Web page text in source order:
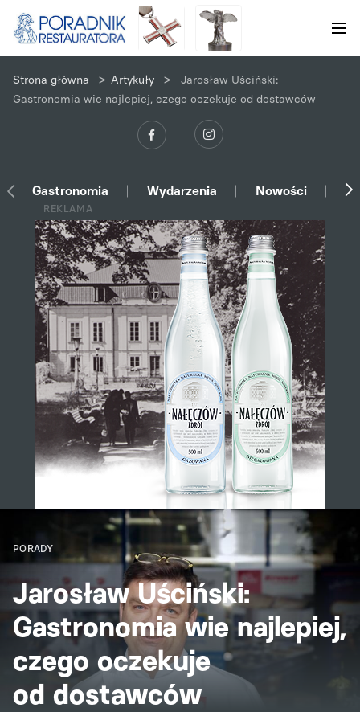
REKLAMA
Gastronomia Wydarzenia Nowości
Strona główna > Artykuły >
Jarosław Uściński:
Gastronomia wie najlepiej, czego oczekuje od dostawców
PORADY
Jarosław Uściński:
Gastronomia wie najlepiej,
czego oczekuje
od dostawców